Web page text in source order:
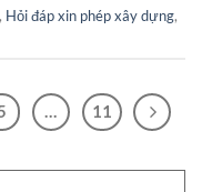
, Hỏi đáp xin phép xây dựng,
… 11